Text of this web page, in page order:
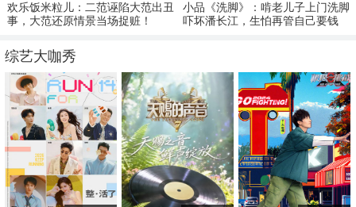
欢乐饭米粒儿：二范诬陷大范出丑
事，大范还原情景当场捉赃！
小品《洗脚》：啃老儿子上门洗脚
吓坏潘长江，生怕再管自己要钱
综艺大咖秀